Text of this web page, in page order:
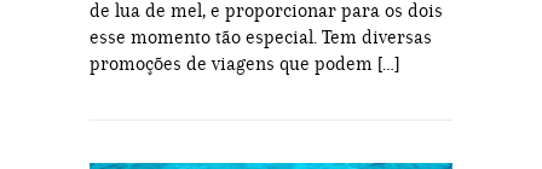
de lua de mel, e proporcionar para os dois
esse momento tão especial. Tem diversas
promoções de viagens que podem […]